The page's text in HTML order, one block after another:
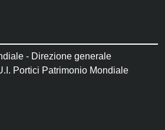
- Direzione generale
Portici Patrimonio Mondiale